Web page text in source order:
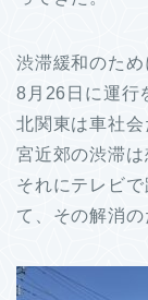
渋滞緩和のた
8月26日に運行
北関東は車社
宮近郊の渋滞は
それにテレビ
て、その解消の